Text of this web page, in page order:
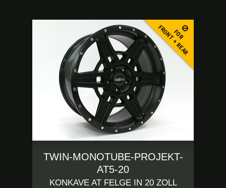
FOR
FRONT + REAR
TWIN-MONOTUBE-PROJEKT-
AT5-20
KONKAVE AT FELGE IN 20 ZOLL